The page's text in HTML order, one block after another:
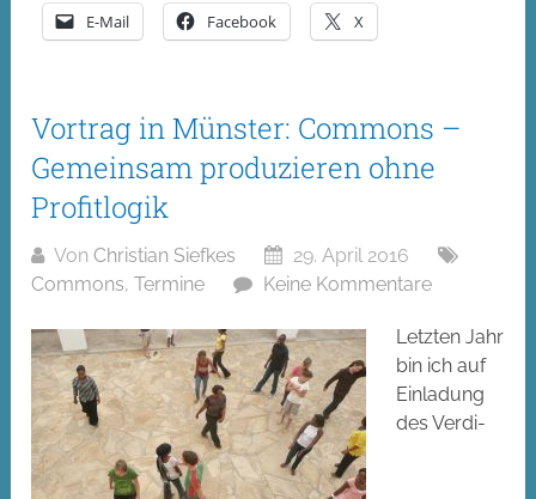
E-Mail Facebook X
Vortrag in Münster: Commons –
Gemeinsam produzieren ohne
Profitlogik
VonChristian Siefkes
29. April 2016
Commons,Termine Keine Kommentare
Letzten Jahr
bin ich auf
Einladung
des Verdi-